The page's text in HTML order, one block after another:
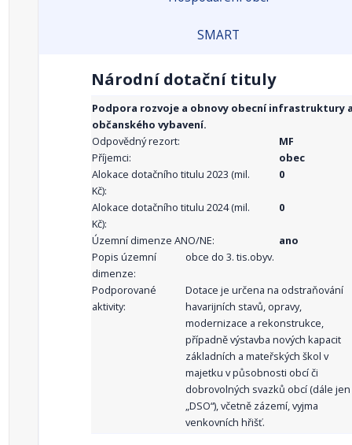
SMART
Národní dotační tituly
Podpora rozvoje a obnovy obecní infrastruktury
občanského vybavení.
Odpovědný rezort:
MF
Příjemci:
obec
Alokace dotačního titulu 2023 (mil.
Kč):
0
Alokace dotačního titulu 2024 (mil.
Kč):
0
Územní dimenze ANO/NE:
ano
Popis územní
dimenze:
obce do 3. tis.obyv.
Podporované
aktivity:
Dotace je určena na odstraňování
havarijních stavů, opravy,
modernizace a rekonstrukce,
případně výstavba nových kapacit
základních a mateřských škol v
majetku v působnosti obcí či
dobrovolných svazků obcí (dále jen
„DSO“), včetně zázemí, vyjma
venkovních hřišť.